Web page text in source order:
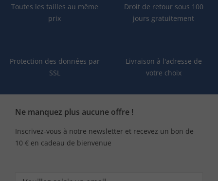
Toutes les tailles au même
prix
Droit de retour sous 100
jours gratuitement
Protection des données par
SSL
Livraison à l'adresse de
votre choix
Ne manquez plus aucune offre !
Inscrivez-vous à notre newsletter et recevez un bon de
10 € en cadeau de bienvenue